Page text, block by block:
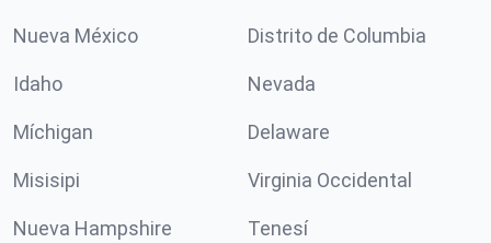
Nueva México Distrito de Columbia
Idaho Nevada
Míchigan Delaware
Misisipi Virginia Occidental
Nueva Hampshire Tenesí